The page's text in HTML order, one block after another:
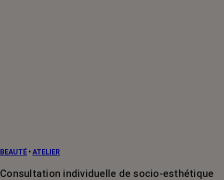
BEAUTÉ • ATELIER
Consultation individuelle de socio-esthétique